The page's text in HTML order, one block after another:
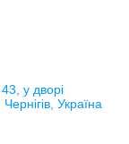
у дворі
Україна